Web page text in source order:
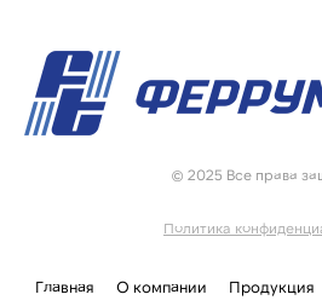
© 2025 Все права
Политика
Главная О компании Продукция